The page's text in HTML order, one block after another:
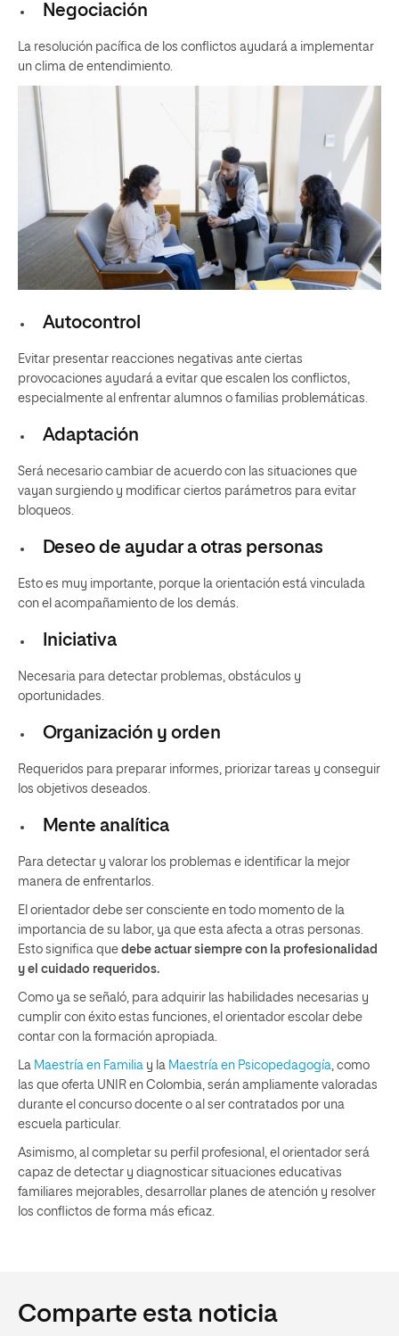
Negociación
La resolución pacífica de los conflictos ayudará a implementar
un clima de entendimiento.
Autocontrol
Evitar presentar reacciones negativas ante ciertas
provocaciones ayudará a evitar que escalen los conflictos,
especialmente al enfrentar alumnos o familias problemáticas.
Adaptación
Será necesario cambiar de acuerdo con las situaciones que
vayan surgiendo y modificar ciertos parámetros para evitar
bloqueos.
Deseo de ayudar a otras personas
Esto es muy importante, porque la orientación está vinculada
con el acompañamiento de los demás.
Iniciativa
Necesaria para detectar problemas, obstáculos y
oportunidades.
Organización y orden
Requeridos para preparar informes, priorizar tareas y conseguir
los objetivos deseados.
Mente analítica
Para detectar y valorar los problemas e identificar la mejor
manera de enfrentarlos.
El orientador debe ser consciente en todo momento de la
importancia de su labor, ya que esta afecta a otras personas.
Esto significa que debe actuar siempre con la profesionalidad
y el cuidado requeridos.
Como ya se señaló, para adquirir las habilidades necesarias y
cumplir con éxito estas funciones, el orientador escolar debe
contar con la formación apropiada.
La Maestría en Familia y la Maestría en Psicopedagogía, como
las que oferta UNIR en Colombia, serán ampliamente valoradas
durante el concurso docente o al ser contratados por una
escuela particular.
Asimismo, al completar su perfil profesional, el orientador será
capaz de detectar y diagnosticar situaciones educativas
familiares mejorables, desarrollar planes de atención y resolver
los conflictos de forma más eficaz.
Comparte esta noticia